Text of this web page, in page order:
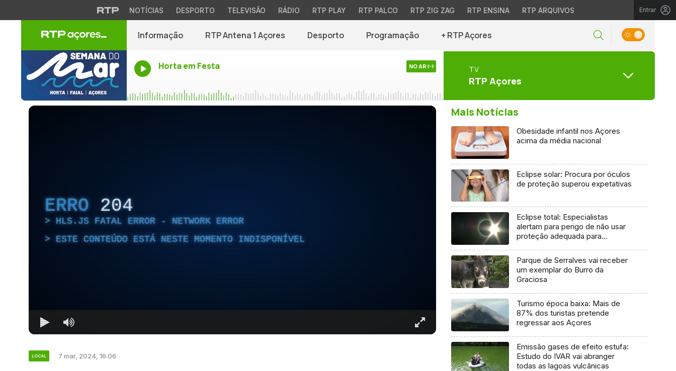
NOTÍCIAS DESPORTO TELEVISÃO RÁDIO RTP PLAY RTP PALCO RTP ZIG ZAG RTP ENSINA RTP ARQUIVOS Entrar
Informação RTP Antena 1 Açores Desporto Programação + RTP Açores
Horta em Festa NO AR TV
RTP Açores
ERRO 204
HLS.JS FATAL ERROR - NETWORK ERROR
ESTE CONTEÚDO ESTÁ NESTE MOMENTO INDISPONÍVEL
LOCAL 7 mar, 2024, 16:06
Mais Notícias
Obesidade infantil nos Açores
acima da média nacional
Eclipse solar: Procura por óculos
de proteção superou expetativas
Eclipse total: Especialistas
alertam para perigo de não usar
proteção adequada para
Parque de Serralves vai receber
um exemplar do Burro da
Graciosa
Turismo época baixa: Mais de
87% dos turistas pretende
regressar aos Açores
Emissão gases de efeito estufa:
Estudo do IVAR vai abranger
todas as lagoas vulcânicas